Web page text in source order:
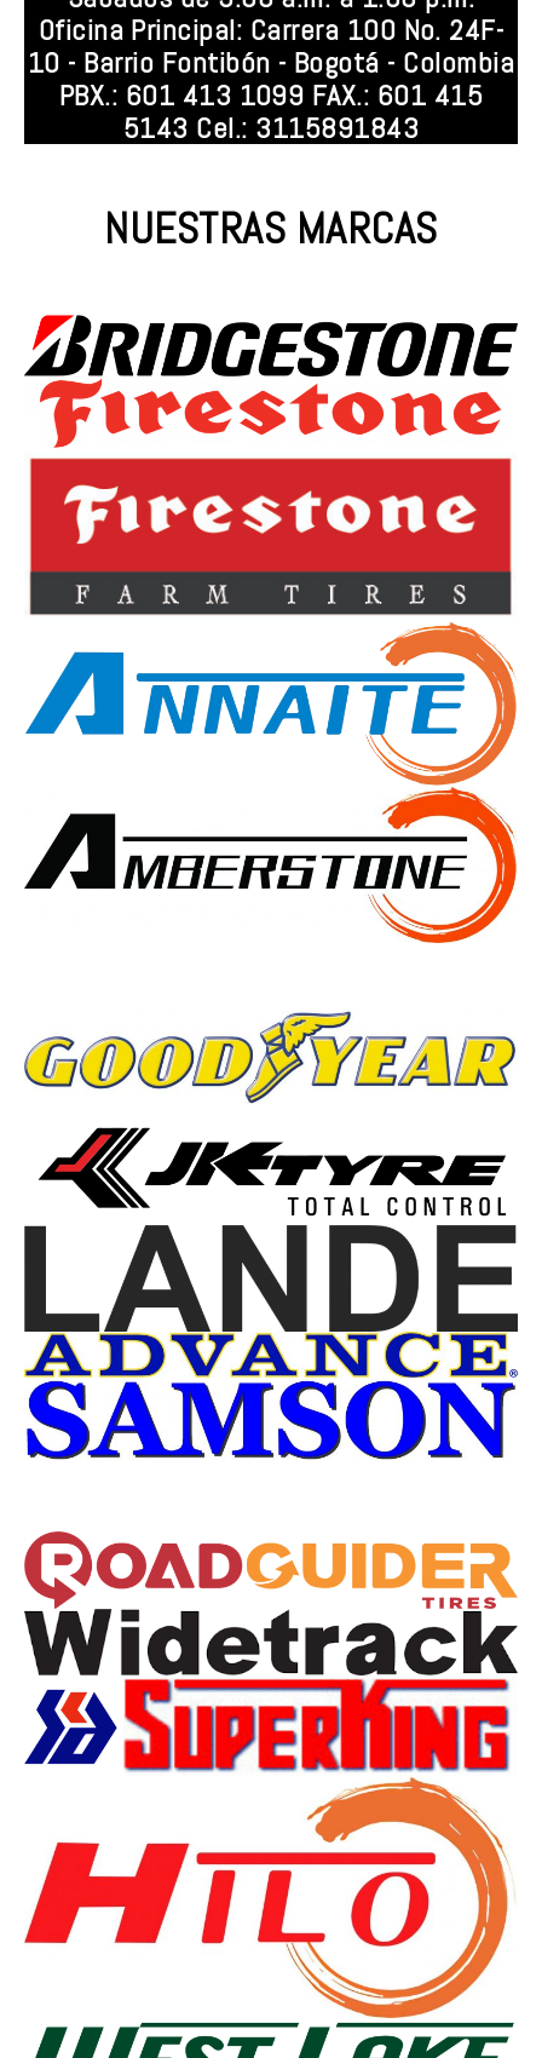
Oficina Principal: Carrera 100 No. 24F-
10 - Barrio Fontibón - Bogotá - Colombia
PBX.: 601 413 1099 FAX.: 601 415
5143 Cel.: 3115891843
NUESTRAS MARCAS